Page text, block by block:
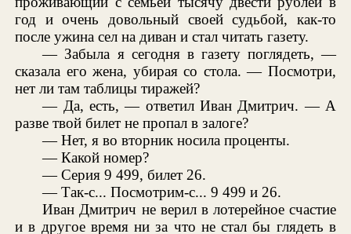
год и очень довольный своей судьбой, как-то
после ужина сел на диван и стал читать газету.
— Забыла я сегодня в газету поглядеть, —
сказала его жена, убирая со стола. — Посмотри,
нет ли там таблицы тиражей?
— Да, есть, — ответил Иван Дмитрич. — А
разве твой билет не пропал в залоге?
— Нет, я во вторник носила проценты.
— Какой номер?
— Серия 9 499, билет 26.
— Так-с... Посмотрим-с... 9 499 и 26.
Иван Дмитрич не верил в лотерейное счастие
и в другое время ни за что не стал бы глядеть в